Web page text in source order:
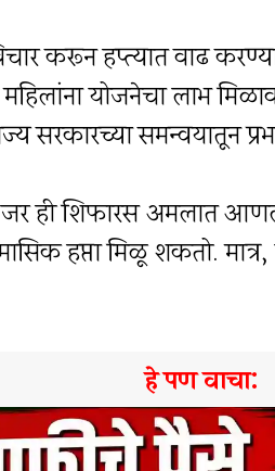
करून हप्त्यात वाढ
योजनेचा लाभ
सरकारच्या समन्वयातून
ही शिफारस अमलात
हप्ता मिळू शकतो.
हे पण वाचा: